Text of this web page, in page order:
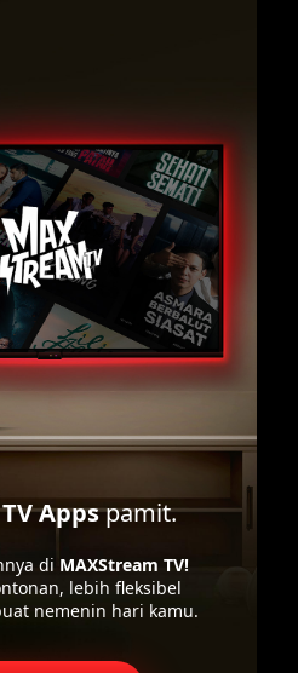
Appspamit.
di MAXStream TV!
lebih fleksibel
nemenin hari kamu.